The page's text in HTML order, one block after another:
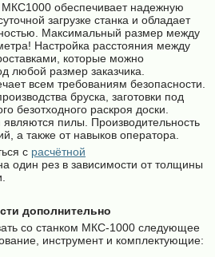
МКС1000 обеспечивает надежную
загрузке станка и обладает
Максимальный размер между
Настройка расстояния между
которые можно
любой размер заказчика.
всем требованиям безопасности.
бруска, заготовки под
безотходного раскроя доски.
пилы. Производительность
а также от навыков оператора.
с расчётной
один рез в зависимости от толщины
дополнительно
со станком МКС-1000 следующее
инструмент и комплектующие: